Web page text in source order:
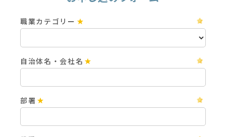
職業カテゴリー
自治体名・会社名
部署